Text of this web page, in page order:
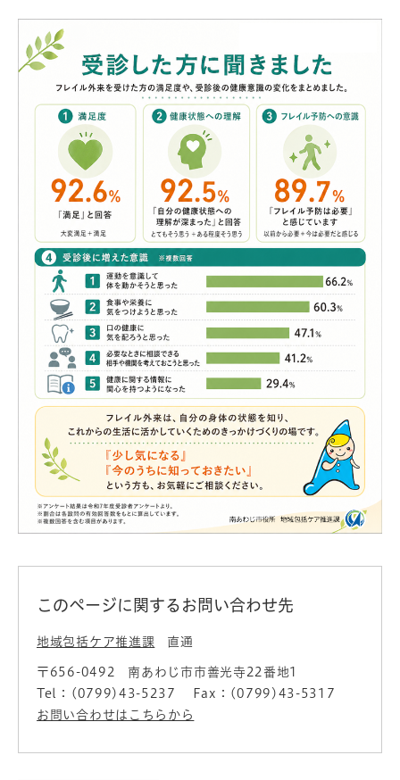
このページに関するお問い合わせ先
地域包括ケア推進課 直通
〒656-0492
南あわじ市市善光寺22番地1
Tel：(0799)43-5237
Fax：(0799)43-5317
お問い合わせはこちらから